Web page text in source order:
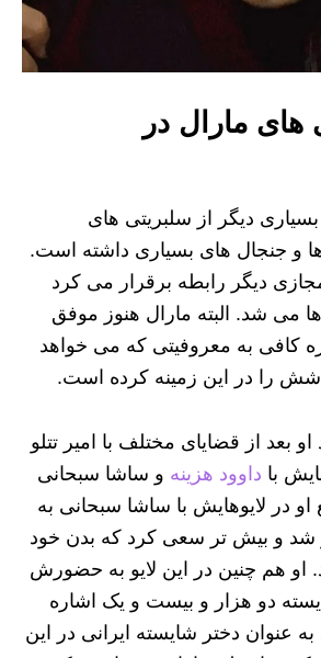
مارال در
بسیاری دیگر از سلبریتی های
ها و جنجال های بسیاری داشته است.
دیگر رابطه برقرار می ‌کرد
می شد. البته مارال هنوز موفق
کافی به معروفیتی که می خواهد
را در این زمینه کرده است.
بعد از قضایای مختلف با امیر تتلو
با داوود هزینه و ساشا سبحانی
در لایوهایش با ساشا سبحانی به
و بیش تر سعی کرد که بدن خود
او هم چنین در این لایو به حضورش
دو هزار و بیست و یک اشاره
عنوان دختر شایسته ایرانی در این